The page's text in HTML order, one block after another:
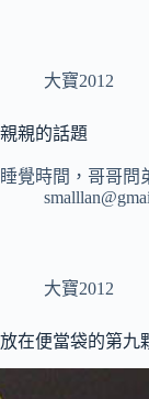
大寶2012
親親的話題
睡覺時間，哥哥
大寶2012
放在便當袋的第九